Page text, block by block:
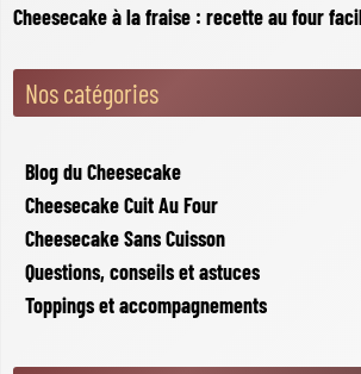
Cheesecake à la fraise : recette au four
Nos catégories
Blog du Cheesecake
Cheesecake Cuit Au Four
Cheesecake Sans Cuisson
Questions, conseils et astuces
Toppings et accompagnements